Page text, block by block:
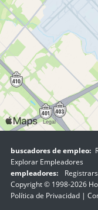
buscadores de empleo:
Explorar Empleadores
empleadores:
Copyright © 1998-2026
Política de Privacidad |